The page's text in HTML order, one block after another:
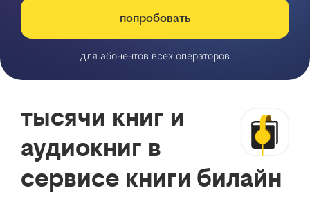
попробовать
для абонентов всех операторов
тысячи книг и
аудиокниг в
сервисе книги билайн